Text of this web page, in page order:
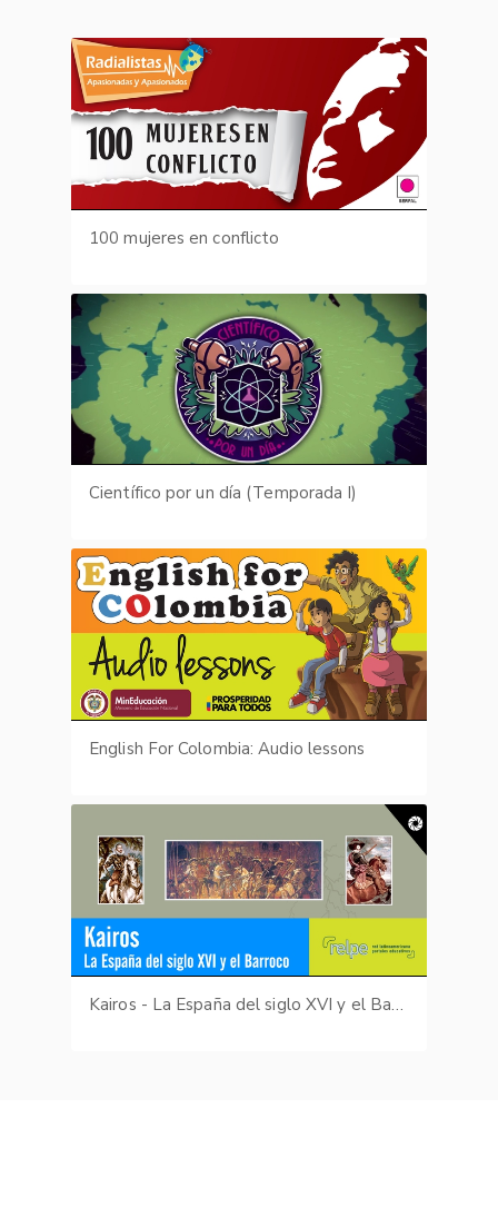
100 mujeres en conflicto
Científico por un día (Temporada I)
English For Colombia: Audio lessons
Kairos - La España del siglo XVI y el Barroco